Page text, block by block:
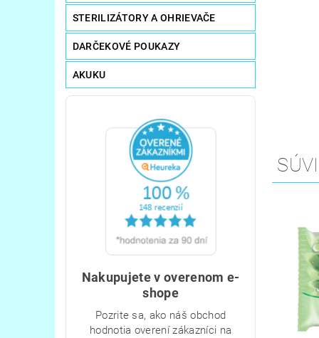
STERILIZÁTORY A OHRIEVAČE
DARČEKOVÉ POUKAZY
AKUKU
Nakupujete v overenom e-
shope
Pozrite sa, ako náš obchod
hodnotia overení zákazníci na